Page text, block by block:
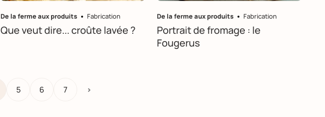
De la ferme aux produits Fabrication
Que veut dire... croûte lavée ?
De la ferme aux produits Fabrication
Portrait de fromage : le
Fougerus
5 6 7 >